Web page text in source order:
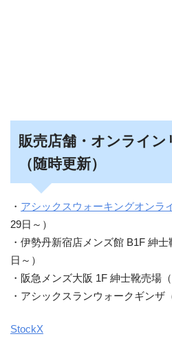
販売店舗・オンライ
（随時更新）
・ アシックスウォーキングオンラ
29日～）
・伊勢丹新宿店メンズ館 B1F 紳
日～）
・阪急メンズ大阪 1F 紳士靴売場
・アシックスランウォークギンザ
StockX